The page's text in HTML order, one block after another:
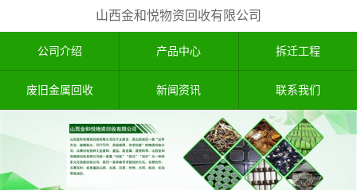
山西金和悦物资回收有限公司
公司介绍 产品中心 拆迁工程
废旧金属回收 新闻资讯 联系我们